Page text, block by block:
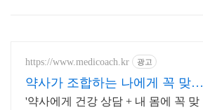
https://www.medicoach.kr 광고
약사가 조합하는 나에게 꼭 맞는
맞춤형 영양제.
'약사에게 건강 상담 + 내 몸에 꼭 맞